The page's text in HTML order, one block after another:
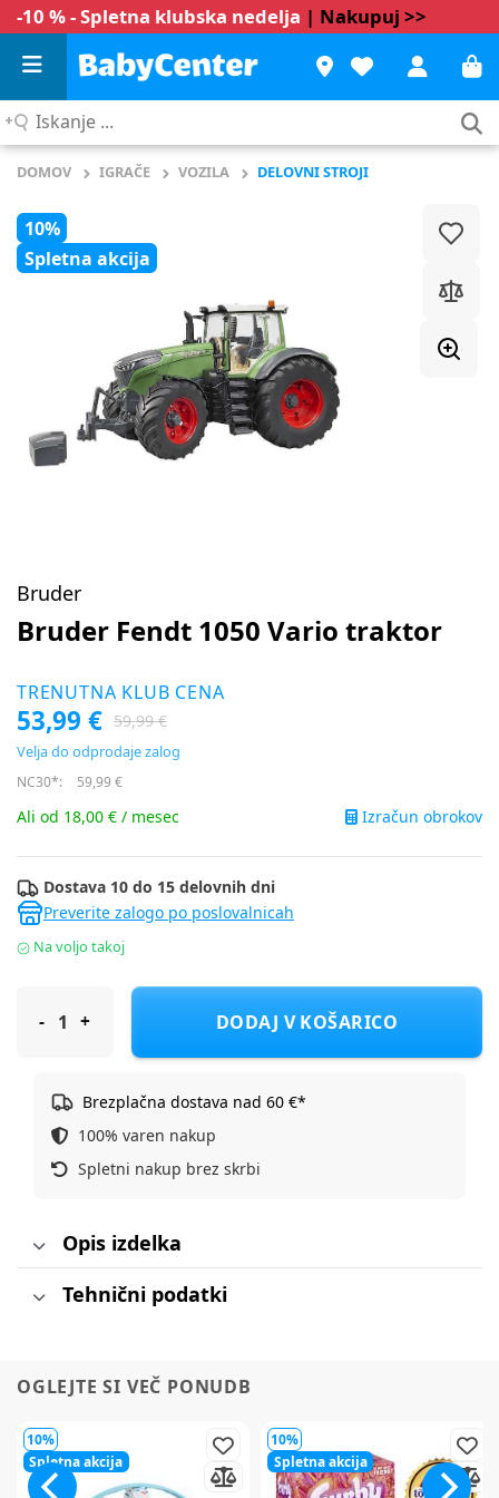
-10 % - Spletna klubska nedelja | Nakupuj >>
Iskanje
DOMOV IGRAČE VOZILA DELOVNI STROJI
10%
Spletna akcija
Bruder
Bruder Fendt 1050 Vario traktor
TRENUTNA KLUB CENA
53,99 € 59,99 €
Velja do odprodaje zalog
NC30*: 59,99 €
Ali od 18,00 € / mesec Izračun obrokov
Dostava 10 do 15 delovnih dni
Preverite zalogo po poslovalnicah
Na voljo takoj
Bruder Fendt 1050 Vario traktor
DODAJ V KOŠARICO
Brezplačna dostava nad 60 €*
100% varen nakup
Spletni nakup brez skrbi
Opis izdelka
Tehnični podatki
OGLEJTE SI VEČ PONUDB
10%
Spletna akcija
10%
Spletna akcija